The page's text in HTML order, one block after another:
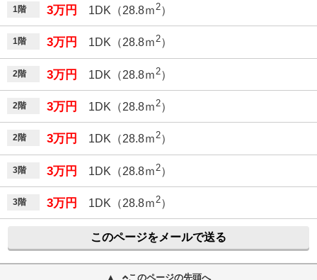
1階 3万円 1DK（28.8ｍ2）
1階 3万円 1DK（28.8ｍ2）
2階 3万円 1DK（28.8ｍ 2）
2階 3万円 1DK（28.8ｍ 2）
2階 3万円 1DK（28.8ｍ2）
3階 3万円 1DK（28.8ｍ 2）
3階 3万円 1DK（28.8ｍ 2）
このページをメールで送る
このページの先頭へ